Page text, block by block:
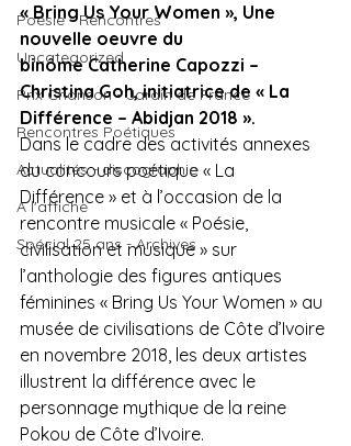
Poésie - Rencontres
Uncategorized
Prix Chanson - Jardin de France
Rencontres Poétiques
Actualités - discographie
A l'affiche
Spécial 25 ans - Archives
« Bring Us Your Women », Une
nouvelle oeuvre du
binôme Catherine Capozzi –
Christina Goh, initiatrice de « La
Différence – Abidjan 2018 ».
Dans le cadre des activités annexes
du concours poétique « La
Différence » et à l’occasion de la
rencontre musicale « Poésie,
civilisation et musique » sur
l’anthologie des figures antiques
féminines « Bring Us Your Women » au
musée de civilisations de Côte d’Ivoire
en novembre 2018, les deux artistes
illustrent la différence avec le
personnage mythique de la reine
Pokou de Côte d’Ivoire.